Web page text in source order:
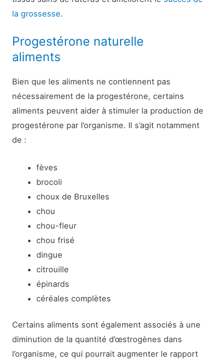
la grossesse.
Progestérone naturelle
aliments
Bien que les aliments ne contiennent pas
nécessairement de la progestérone, certains
aliments peuvent aider à stimuler la production de
progestérone par l’organisme. Il s’agit notamment
de :
fèves
brocoli
choux de Bruxelles
chou
chou-fleur
chou frisé
dingue
citrouille
épinards
céréales complètes
Certains aliments sont également associés à une
diminution de la quantité d’œstrogènes dans
l’organisme, ce qui pourrait augmenter le rapport